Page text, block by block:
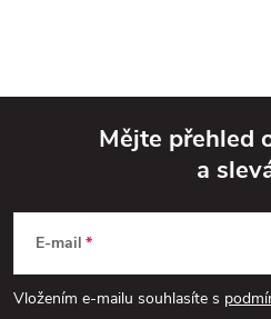
p
Mějte přehled
a
E-mail
Vložením e-mailu souhlasíte s